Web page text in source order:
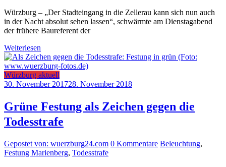
Würzburg – „Der Stadteingang in die Zellerau kann sich nun auch
in der Nacht absolut sehen lassen“, schwärmte am Dienstagabend
der frühere Baureferent der
Weiterlesen
Würzburg aktuell
30. November 201728. November 2018
Grüne Festung als Zeichen gegen die
Todesstrafe
Gepostet von: wuerzburg24.com 0 Kommentare Beleuchtung,
Festung Marienberg, Todesstrafe